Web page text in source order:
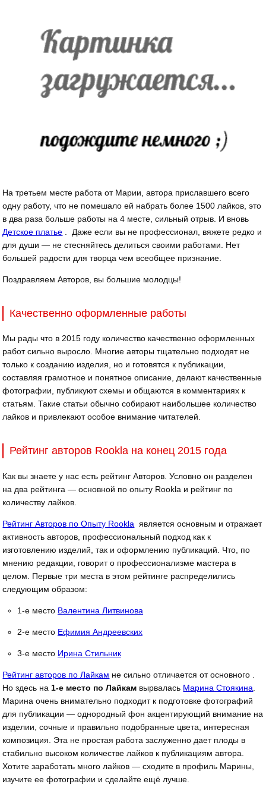
На третьем месте работа от Марии, автора приславшего всего
одну работу, что не помешало ей набрать более 1500 лайков, это
в два раза больше работы на 4 месте, сильный отрыв. И вновь
Детское платье . Даже если вы не профессионал, вяжете редко и
для души — не стесняйтесь делиться своими работами. Нет
большей радости для творца чем всеобщее признание.
Поздравляем Авторов, вы большие молодцы!
Качественно оформленные работы
Мы рады что в 2015 году количество качественно оформленных
работ сильно выросло. Многие авторы тщательно подходят не
только к созданию изделия, но и готовятся к публикации,
составляя грамотное и понятное описание, делают качественные
фотографии, публикуют схемы и общаются в комментариях к
статьям. Такие статьи обычно собирают наибольшее количество
лайков и привлекают особое внимание читателей.
Рейтинг авторов Rookla на конец 2015 года
Как вы знаете у нас есть рейтинг Авторов. Условно он разделен
на два рейтинга — основной по опыту Rookla и рейтинг по
количеству лайков.
Рейтинг Авторов по Опыту Rookla является основным и отражает
активность авторов, профессиональный подход как к
изготовлению изделий, так и оформлению публикаций. Что, по
мнению редакции, говорит о профессионализме мастера в
целом. Первые три места в этом рейтинге распределились
следующим образом:
1-е место Валентина Литвинова
2-е место Ефимия Андреевских
3-е место Ирина Стильник
Рейтинг авторов по Лайкам не сильно отличается от основного .
Но здесь на 1-е место по Лайкам вырвалась Марина Стоякина
Марина очень внимательно подходит к подготовке фотографий
для публикации — однородный фон акцентирующий внимание на
изделии, сочные и правильно подобранные цвета, интересная
композиция. Эта не простая работа заслуженно дает плоды в
стабильно высоком количестве лайков к публикациям автора.
Хотите заработать много лайков — сходите в профиль Марины,
изучите ее фотографии и сделайте ещё лучше.